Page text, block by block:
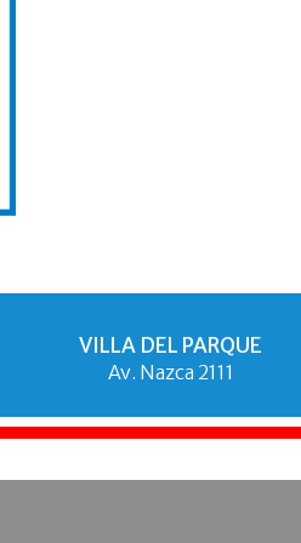
VILLA DEL PARQUE
Av. Nazca 2111